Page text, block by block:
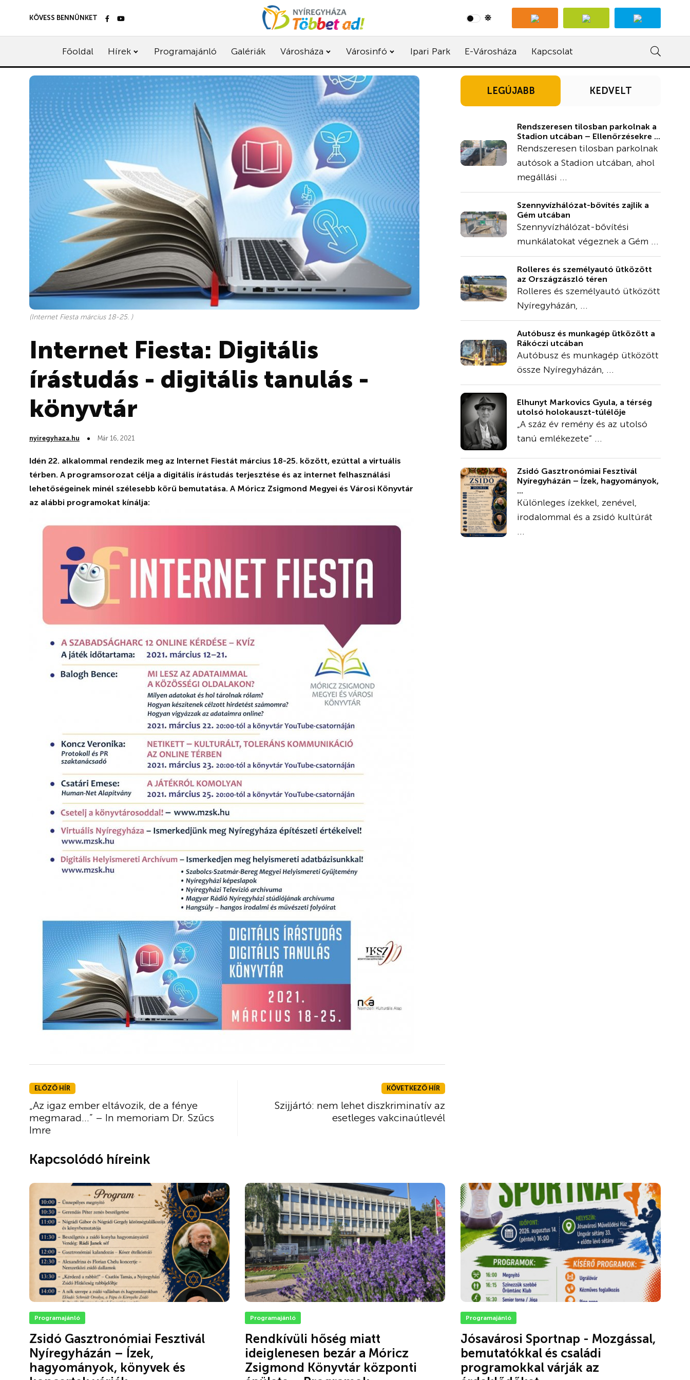
KÖVESS BENNÜNKET
Főoldal Hírek Programajánló Galériák Városháza Városinfó Ipari Park E-Városháza Kapcsolat
(Internet Fiesta március 18-25. )
Internet Fiesta: Digitális
írástudás - digitális tanulás -
könyvtár
nyiregyhaza.hu Már 16, 2021
Idén 22. alkalommal rendezik meg az Internet Fiestát március 18-25. között, ezúttal a virtuális
térben. A programsorozat célja a digitális írástudás terjesztése és az internet felhasználási
lehetőségeinek minél szélesebb körű bemutatása. A Móricz Zsigmond Megyei és Városi Könyvtár
az alábbi programokat kínálja:
ELŐZŐ HÍR
„Az igaz ember eltávozik, de a fénye
megmarad…” – In memoriam Dr. Szűcs
Imre
KÖVETKEZŐ HÍR
Szijjártó: nem lehet diszkriminatív az
esetleges vakcinaútlevél
LEGÚJABB KEDVELT
Rendszeresen tilosban parkolnak a
Stadion utcában – Ellenőrzésekre ...
Rendszeresen tilosban parkolnak
autósok a Stadion utcában, ahol
megállási ...
Szennyvízhálózat-bővítés zajlik a
Gém utcában
Szennyvízhálózat-bővítési
munkálatokat végeznek a Gém ...
Rolleres és személyautó ütközött
az Országzászló téren
Rolleres és személyautó ütközött
Nyíregyházán, ...
Autóbusz és munkagép ütközött a
Rákóczi utcában
Autóbusz és munkagép ütközött
össze Nyíregyházán, ...
Elhunyt Markovics Gyula, a térség
utolsó holokauszt-túlélője
„A száz év remény és az utolsó
tanú emlékezete” ...
Zsidó Gasztronómiai Fesztivál
Nyíregyházán – Ízek, hagyományok,
...
Különleges ízekkel, zenével,
irodalommal és a zsidó kultúrát
...
Kapcsolódó híreink
Programajánló
Zsidó Gasztronómiai Fesztivál
Nyíregyházán – Ízek,
hagyományok, könyvek és
Programajánló
Rendkívüli hőség miatt
ideiglenesen bezár a Móricz
Zsigmond Könyvtár központi
Programajánló
Jósavárosi Sportnap - Mozgással,
bemutatókkal és családi
programokkal várják az